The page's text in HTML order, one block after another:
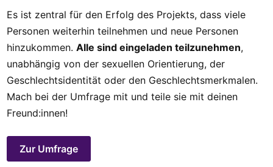
Es ist zentral für den Erfolg des Projekts, dass viele
Personen weiterhin teilnehmen und neue Personen
hinzukommen. Alle sind eingeladen teilzunehmen,
unabhängig von der sexuellen Orientierung, der
Geschlechtsidentität oder den Geschlechtsmerkmalen.
Mach bei der Umfrage mit und teile sie mit deinen
Freund:innen!
Zur Umfrage